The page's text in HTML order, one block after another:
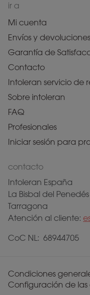
ir a
Mi cuenta
Envíos y devoluciones
Garantía de
Contacto
Intoleran servicio de
Sobre intoleran
FAQ
Profesionales
Iniciar sesión para
contacto
Intoleran España
La Bisbal del Penedés
Tarragona
Atención al cliente:
CoC NL: 68944705
Condiciones
Configuración de las